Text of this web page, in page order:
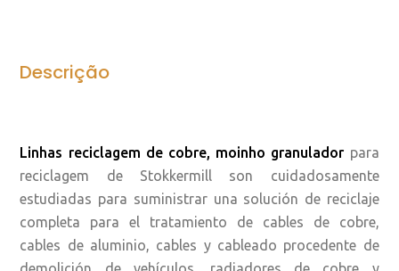
Descrição
Linhas reciclagem de cobre, moinho granulador para
reciclagem de Stokkermill son cuidadosamente
estudiadas para suministrar una solución de reciclaje
completa para el tratamiento de cables de cobre,
cables de aluminio, cables y cableado procedente de